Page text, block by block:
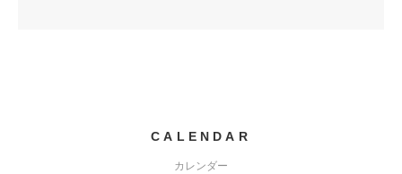
CALENDAR
カレンダー